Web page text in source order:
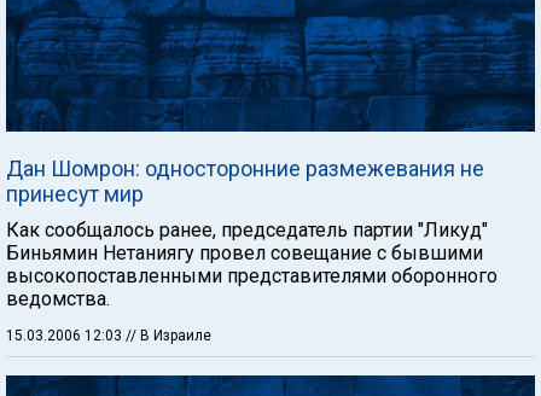
Дан Шомрон: односторонние размежевания не
принесут мир
Как сообщалось ранее, председатель партии "Ликуд"
Биньямин Нетаниягу провел совещание с бывшими
высокопоставленными представителями оборонного
ведомства.
15.03.2006 12:03 // В Израиле